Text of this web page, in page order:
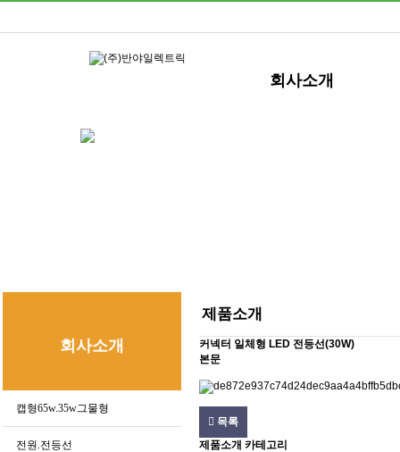
회사소개
회사소개
캡형65w.35w그물형
전원.전등선
제품소개
커넥터 일체형 LED 전등선(30W)
본문
목록
제품소개 카테고리